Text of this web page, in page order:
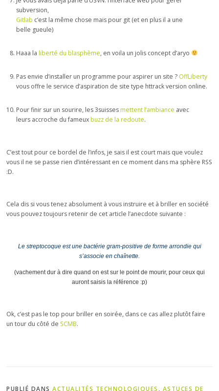
subversion,
Gitlab c’est la même chose mais pour git (et en plus il a une
belle gueule)
Haaa laliberté du blasphème, en voila un jolis concept d’aryo
Pas envie d’installer un programme pour aspirer un site ? OffLiberty
vous offre le service d’aspiration de site type httrack version online.
Pour finir sur un sourire, les 3suissesmettent l’ambiance avec
leurs accroche du fameuxbuzz de la redoute.
C’est tout pour ce bordel de l’infos, je sais il est court mais que voulez
vous il ne se passe rien d’intéressant en ce moment dans ma sphère RSS
:D.
Cela dis si vous tenez absolument à vous instruire et à briller en société
vous pouvez toujours retenir de cet article l’anecdote suivante :
Le streptocoque est une bactérie gram-positive de forme arrondie qui
s’associe en chaînette.
(vachement dur à dire quand on est sur le point de mourir, pour ceux qui
auront saisis la référence :p)
Ok, c’est pas le top pour briller en soirée, dans ce cas allez plutôt faire
un tour du côté de SCMB.
PUBLIÉ DANSACTUALITÉS TECHNOLOGIQUES , ASTUCES DE